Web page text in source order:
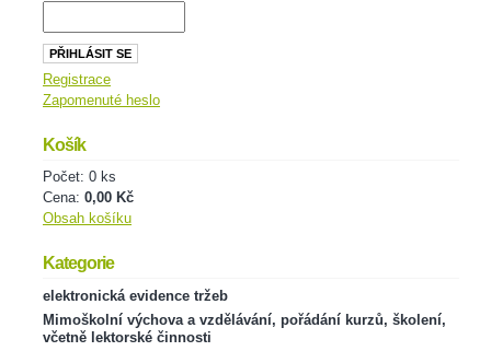
Registrace
Zapomenuté heslo
Košík
Počet: 0 ks
Cena: 0,00 Kč
Obsah košíku
Kategorie
elektronická evidence tržeb
Mimoškolní výchova a vzdělávání, pořádání kurzů, školení,
včetně lektorské činnosti